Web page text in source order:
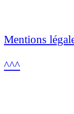
Mentions
^^^